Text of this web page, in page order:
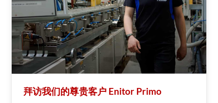
拜访我们的尊贵客户 Enitor Primo